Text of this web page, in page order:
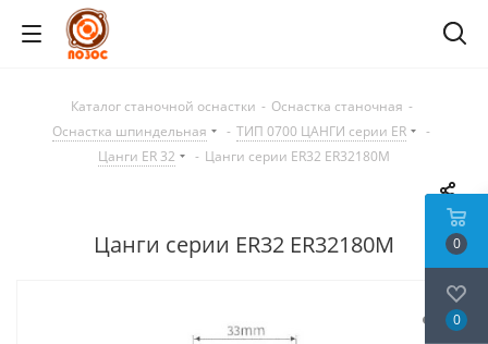
Каталог станочной оснастки - Оснастка станочная -
Оснастка шпиндельная
- ТИП 0700 ЦАНГИ серии ER
-
Цанги ER 32
- Цанги серии ER32 ER32180M
Цанги серии ER32 ER32180M 0
0